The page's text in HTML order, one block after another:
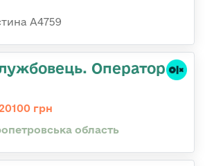
А4759
Оператор
грн
область